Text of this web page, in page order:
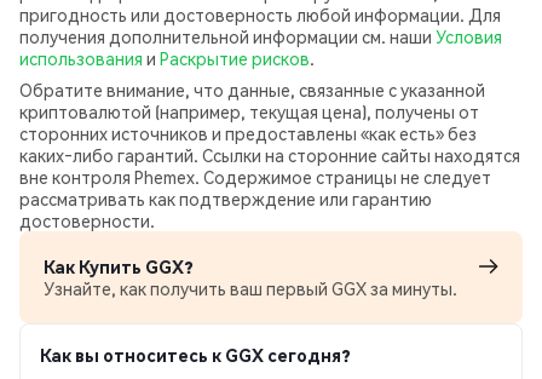
пригодность или достоверность любой информации. Для
получения дополнительной информации см. наши Условия
использования и Раскрытие рисков.
Обратите внимание, что данные, связанные с указанной
криптовалютой (например, текущая цена), получены от
сторонних источников и предоставлены «как есть» без
каких‑либо гарантий. Ссылки на сторонние сайты находятся
вне контроля Phemex. Содержимое страницы не следует
рассматривать как подтверждение или гарантию
достоверности.
Как Купить GGX?
Узнайте, как получить ваш первый GGX за минуты.
Как вы относитесь к GGX сегодня?